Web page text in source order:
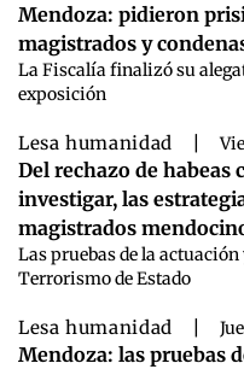
Mendoza: pidieron
magistrados y
La Fiscalía finalizó su
exposición
Lesa humanidad
Del rechazo de habeas
investigar, las
magistrados
Las pruebas de la
Terrorismo de Estado
Lesa humanidad
Mendoza: las pruebas